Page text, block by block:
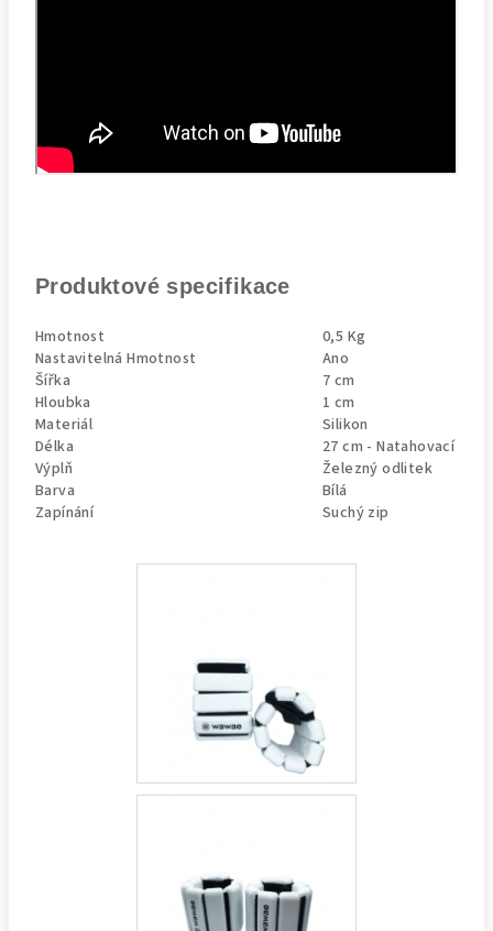
Produktové specifikace
Hmotnost
0,5 Kg
Nastavitelná Hmotnost
Ano
Šířka
7 cm
Hloubka
1 cm
Materiál
Silikon
Délka
27 cm - Natahovací
Výplň
Železný odlitek
Barva
Bílá
Zapínání
Suchý zip